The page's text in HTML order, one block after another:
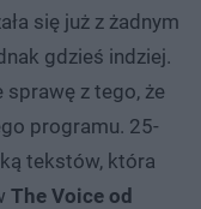
się już z żadnym
gdzieś indziej.
z tego, że
programu. 25-
tekstów, która
The Voice od